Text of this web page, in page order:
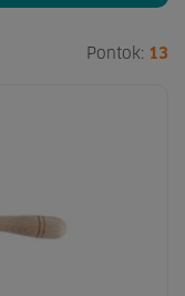
Pontok: 13